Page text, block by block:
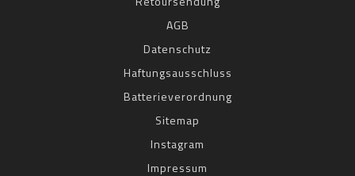
AGB
Datenschutz
Haftungsausschluss
Batterieverordnung
Sitemap
Instagram
Impressum